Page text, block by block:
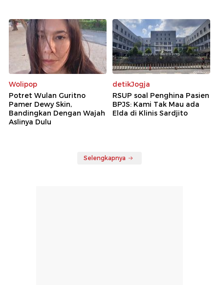
Wolipop
Potret Wulan Guritno
Pamer Dewy Skin,
Bandingkan Dengan Wajah
Aslinya Dulu
detikJogja
RSUP soal Penghina Pasien
BPJS: Kami Tak Mau ada
Elda di Klinis Sardjito
Selengkapnya